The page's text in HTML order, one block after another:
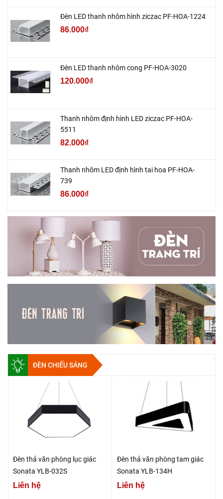
Đèn LED thanh nhôm hình ziczac PF-HOA-1224
86.000₫
Đèn LED thanh nhôm cong PF-HOA-3020
120.000₫
Thanh nhôm định hình LED ziczac PF-HOA-
5511
82.000₫
Thanh nhôm LED định hình tai hoa PF-HOA-
739
86.000₫
ĐÈN CHIẾU SÁNG
Đèn thả văn phòng lục giác
Sonata YLB-032S
Liên hệ
Đèn thả văn phòng tam giác
Sonata YLB-134H
Liên hệ